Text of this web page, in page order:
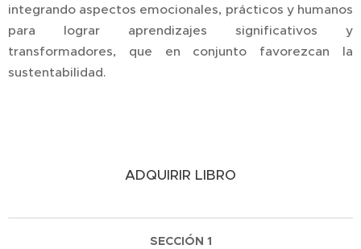
integrando aspectos emocionales, prácticos y humanos
para lograr aprendizajes significativos y
transformadores, que en conjunto favorezcan la
sustentabilidad.
ADQUIRIR LIBRO
SECCIÓN 1